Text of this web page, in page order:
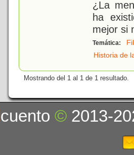
¿La
ha
mejor si
Temática:
Historia de
Mostrando del 1 al 1 de 1 resultado.
cuento© 2013-